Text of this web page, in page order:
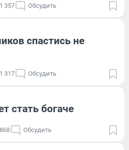
1 357 Обсудить
спастись не
1 317 Обсудить
стать богаче
868 Обсудить